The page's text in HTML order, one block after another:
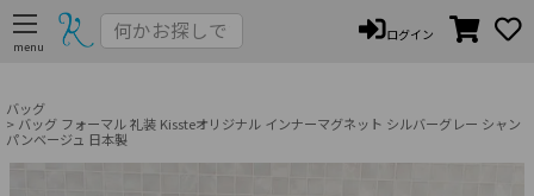
ログイン
バッグ
バッグ フォーマル 礼装 Kissteオリジナル インナーマグネット シルバーグレー シャン
パンベージュ 日本製
ペー
ジト